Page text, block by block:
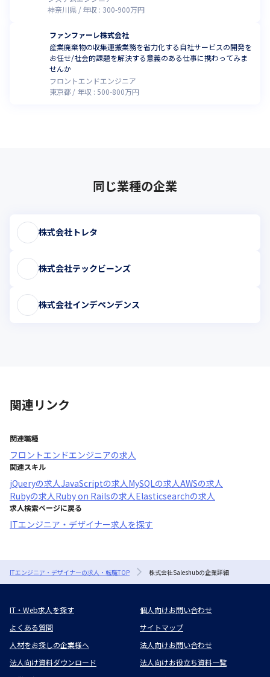
神奈川県
年収 : 300-900万円
ファンファーレ株式会社
産業廃棄物の収集運搬業務を省力化する自社サービスの開発を
お任せ/社会的課題を解決する意義のある仕事に携わってみま
せんか
フロントエンドエンジニア
東京都
年収 : 500-800万円
同じ業種の企業
株式会社トレタ
株式会社テックビーンズ
株式会社インデペンデンス
関連リンク
関連職種
フロントエンドエンジニアの求人
関連スキル
jQueryの求人JavaScriptの求人 MySQLの求人AWSの求人
Rubyの求人 Ruby on Railsの求人 Elasticsearchの求人
求人検索ページに戻る
ITエンジニア・デザイナー求人を探す
ITエンジニア・デザイナーの求人・転職TOP 株式会社Saleshubの企業詳細
IT・Web求人を探す
個人向けお問い合わせ
よくある質問
サイトマップ
人材をお探しの企業様へ
法人向けお問い合わせ
法人向け資料ダウンロード
法人向けお役立ち資料一覧